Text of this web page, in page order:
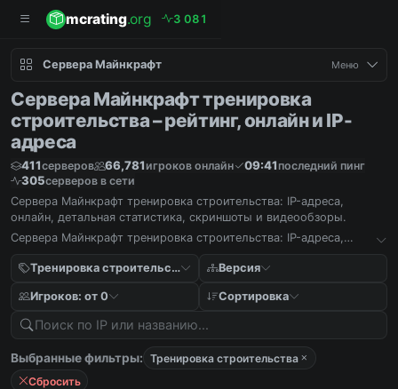
mcrating.org 3 08 1
Сервера Майнкрафт Меню
Сервера Майнкрафт тренировка
строительства – рейтинг, онлайн и IP-
адреса
411серверов 66,781 игроков онлайн 09:41 последний пинг
305серверов в сети
Сервера Майнкрафт тренировка строительства: IP-адреса,
онлайн, детальная статистика, скриншоты и видеообзоры.
Сервера Майнкрафт тренировка строительства: IP-адреса,
Тренировка строительства
Версия
Игроков: от 0 Сортировка
Выбранные фильтры: Тренировка строительства
Сбросить